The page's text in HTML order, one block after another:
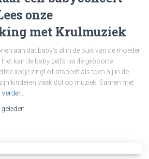
onze
met Krulmuziek
aan dat baby’s al in de buik van de moeder
kan de baby zelfs na de geboorte
liedje zingt of afspeelt als toen hij in de
kinderen vaak dol op muziek. Samen met
verder…
geleden